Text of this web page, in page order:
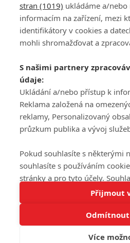
Tato stránka používá soubory
Rozumím
DISKUZE
Šéfredaktorkou webu jePetr Slavík,
Máte-li zájem o inzerci na našem
Ochrana osobních údajů|Zásady
Upravit
© 2016 – 2026
Koncal studio s.r.o., IČO: 03604071,
stran (1019) ukládáme a/
informacím na zařízení, mezi
identifikátory v cookies a
mohli shromažďovat a
S našimi partnery
údaje:
Ukládání a/nebo přístup k
Reklama založená na
reklamy, Personalizovaný
průzkum publika a vývoj
Pokud souhlasíte s některými
souhlasíte s používáním
stránky a pro tyto účely.
odmítnout, ale v takovém
nebudou k dispozici některé
Vaše volby souhlasu se budou
tuto webovou stránku. Vaše
souhlasu můžete kdykoli
Přijmout
Odmítnout
Více